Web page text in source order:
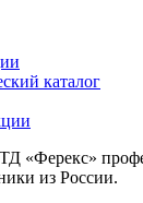
каталог
«Ферекс»
из России.